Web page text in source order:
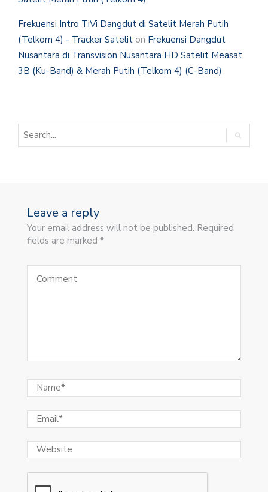
Frekuensi Intro TiVi Dangdut di Satelit Merah Putih
(Telkom 4) - Tracker Satelit on Frekuensi Dangdut
Nusantara di Transvision Nusantara HD Satelit Measat
3B (Ku-Band) & Merah Putih (Telkom 4) (C-Band)
Leave a reply
Your email address will not be published. Required
fields are marked *